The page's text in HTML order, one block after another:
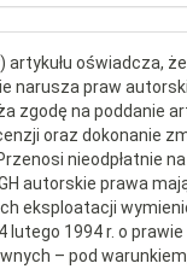
oświadcza, że
narusza praw
zgodę na poddanie
oraz dokonanie
nieodpłatnie
autorskie prawa
eksploatacji
lutego 1994 r. o
– pod